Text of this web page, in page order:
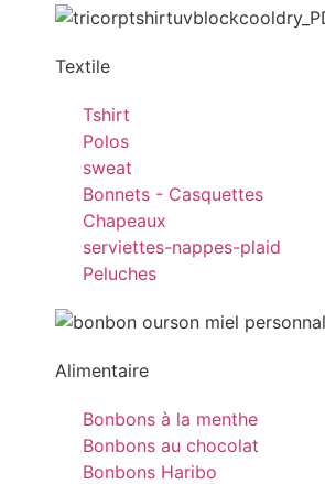
Textile
Tshirt
Polos
sweat
Bonnets - Casquettes
Chapeaux
serviettes-nappes-plaid
Peluches
Alimentaire
Bonbons à la menthe
Bonbons au chocolat
Bonbons Haribo